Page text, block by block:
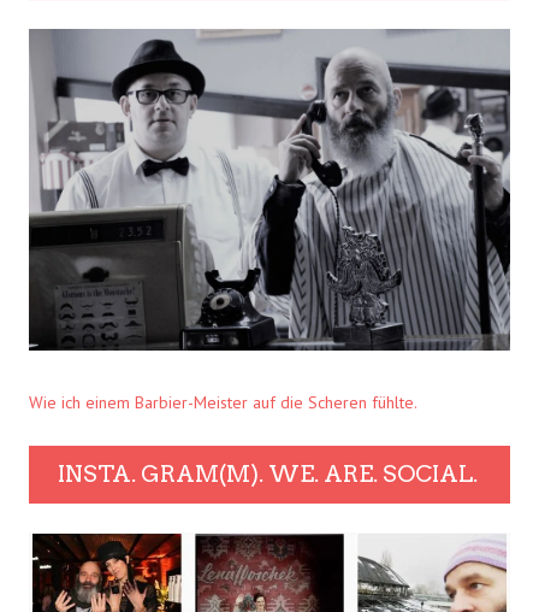
Wie ich einem Barbier-Meister auf die Scheren fühlte.
INSTA. GRAM(M). WE. ARE. SOCIAL.